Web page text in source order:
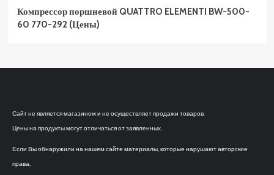
Компрессор поршневой QUATTRO ELEMENTI BW-500-
60 770-292 (Цены)
Сайт не является магазином и не осуществляет продажи товаров.
Цены на продукты могут отличаться от заявленных.
Если Вы обнаружили на нашем сайте материалы, которые нарушают авторские
права,